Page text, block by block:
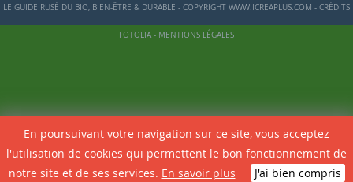
LE GUIDE RUSÉ DU BIO, BIEN-ÊTRE & DURABLE - COPYRIGHT WWW.ICREAPLUS.COM - CRÉDITS
FOTOLIA - MENTIONS LÉGALES
En poursuivant votre navigation sur ce site, vous acceptez
l'utilisation de cookies qui permettent le bon fonctionnement de
notre site et de ses services. En savoir plus J'ai bien compris